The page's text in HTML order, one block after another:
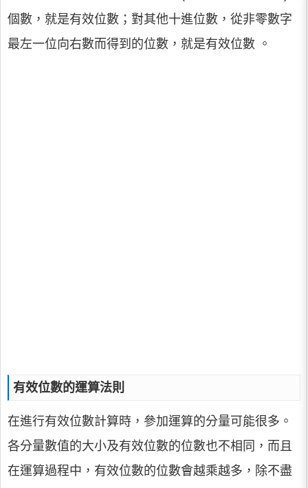
個數，就是有效位數；對其他十進位數，從非零數字
最左一位向右數而得到的位數，就是有效位數 。
有效位數的運算法則
在進行有效位數計算時，參加運算的分量可能很多。
各分量數值的大小及有效位數的位數也不相同，而且
在運算過程中，有效位數的位數會越乘越多，除不盡